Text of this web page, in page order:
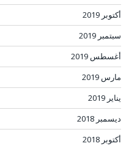
أكتوبر 2019
سبتمبر 2019
أغسطس 2019
مارس 2019
يناير 2019
ديسمبر 2018
أكتوبر 2018